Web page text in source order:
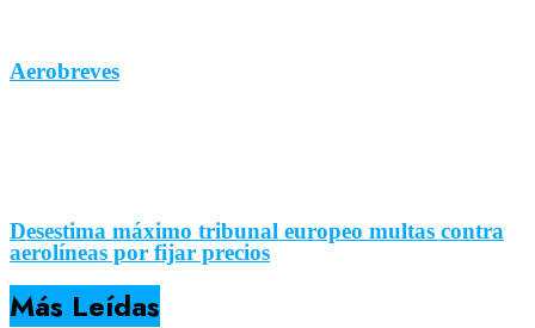
Aerobreves
Desestima máximo tribunal europeo multas contra
aerolíneas por fijar precios
Más Leídas